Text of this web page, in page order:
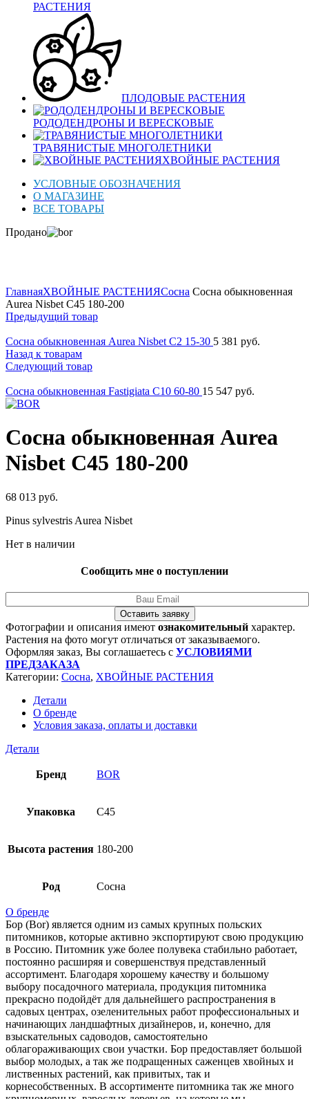
РАСТЕНИЯ
ПЛОДОВЫЕ РАСТЕНИЯ
РОДОДЕНДРОНЫ И ВЕРЕСКОВЫЕ
ТРАВЯНИСТЫЕ МНОГОЛЕТНИКИ
ХВОЙНЫЕ РАСТЕНИЯ
УСЛОВНЫЕ ОБОЗНАЧЕНИЯ
О МАГАЗИНЕ
ВСЕ ТОВАРЫ
Продано
ГлавнаяХВОЙНЫЕ РАСТЕНИЯСосна Сосна обыкновенная
Aurea Nisbet C45 180-200
Предыдущий товар
Сосна обыкновенная Aurea Nisbet C2 15-30 5 381 руб.
Назад к товарам
Следующий товар
Сосна обыкновенная Fastigiata C10 60-80 15 547 руб.
Сосна обыкновенная Aurea
Nisbet C45 180-200
68 013 руб.
Pinus sylvestris Aurea Nisbet
Нет в наличии
Сообщить мне о поступлении
Оставить заявку
Фотографии и описания имеют ознакомительный характер.
Растения на фото могут отличаться от заказываемого.
Оформляя заказ, Вы соглашаетесь с УСЛОВИЯМИ
ПРЕДЗАКАЗА
Категории: Сосна, ХВОЙНЫЕ РАСТЕНИЯ
Детали
О бренде
Условия заказа, оплаты и доставки
Детали
Бренд BOR
Упаковка C45
Высота растения 180-200
Род Сосна
О бренде
Бор (Bor) является одним из самых крупных польских
питомников, которые активно экспортируют свою продукцию
в Россию. Питомник уже более полувека стабильно работает,
постоянно расширяя и совершенствуя представленный
ассортимент. Благодаря хорошему качеству и большому
выбору посадочного материала, продукция питомника
прекрасно подойдёт для дальнейшего распространения в
садовых центрах, озеленительных работ профессиональных и
начинающих ландшафтных дизайнеров, и, конечно, для
взыскательных садоводов, самостоятельно
облагораживающих свои участки. Бор предоставляет большой
выбор молодых, а так же подращенных саженцев хвойных и
лиственных растений, как привитых, так и
корнесобственных. В ассортименте питомника так же много